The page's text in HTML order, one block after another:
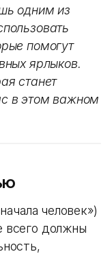
одним из
помогут
ярлыков.
станет
в этом важном
человек»)
всего должны